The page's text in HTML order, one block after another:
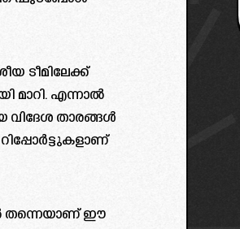
ടീമിലേക്ക്
മാറി. എന്നാൽ
വിദേശ താരങ്ങൾ
തന്നെയാണ് ഈ